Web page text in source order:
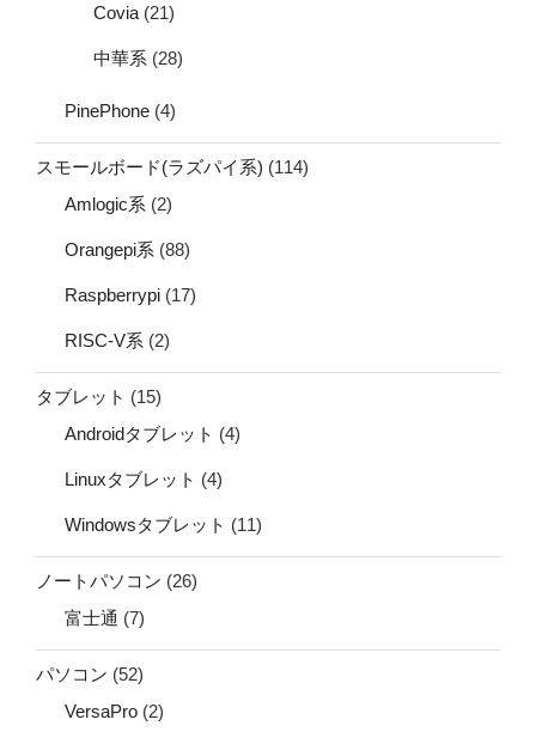
Covia (21)
中華系 (28)
PinePhone (4)
スモールボード(ラズパイ系) (114)
Amlogic系 (2)
Orangepi系 (88)
Raspberrypi (17)
RISC-V系 (2)
タブレット (15)
Androidタブレット (4)
Linuxタブレット (4)
Windowsタブレット (11)
ノートパソコン (26)
富士通 (7)
パソコン (52)
VersaPro (2)